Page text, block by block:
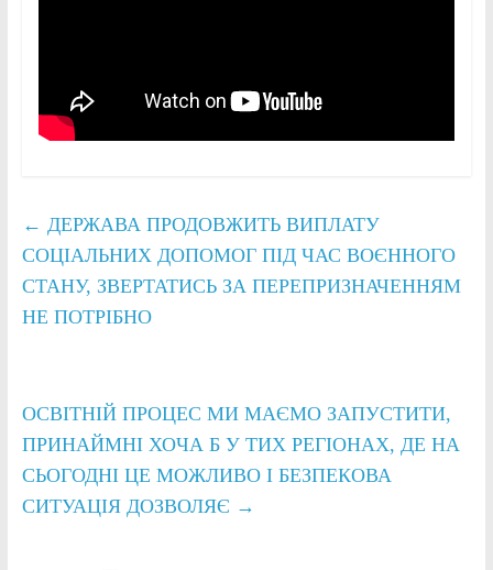
← ДЕРЖАВА ПРОДОВЖИТЬ ВИПЛАТУ
СОЦІАЛЬНИХ ДОПОМОГ ПІД ЧАС ВОЄННОГО
СТАНУ, ЗВЕРТАТИСЬ ЗА ПЕРЕПРИЗНАЧЕННЯМ
НЕ ПОТРІБНО
ОСВІТНІЙ ПРОЦЕС МИ МАЄМО ЗАПУСТИТИ,
ПРИНАЙМНІ ХОЧА Б У ТИХ РЕГІОНАХ, ДЕ НА
СЬОГОДНІ ЦЕ МОЖЛИВО І БЕЗПЕКОВА
СИТУАЦІЯ ДОЗВОЛЯЄ →